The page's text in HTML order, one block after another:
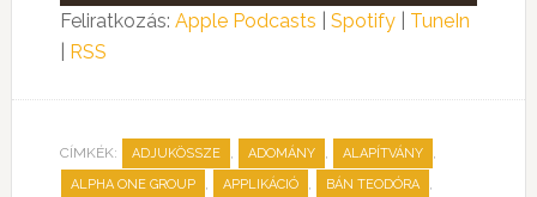
Feliratkozás: Apple Podcasts Spotify| TuneIn
RSS
CÍMKÉK: ADJUKÖSSZE , ADOMÁNY , ALAPÍTVÁNY ,
ALPHA ONE GROUP , APPLIKÁCIÓ , BÁN TEODÓRA ,